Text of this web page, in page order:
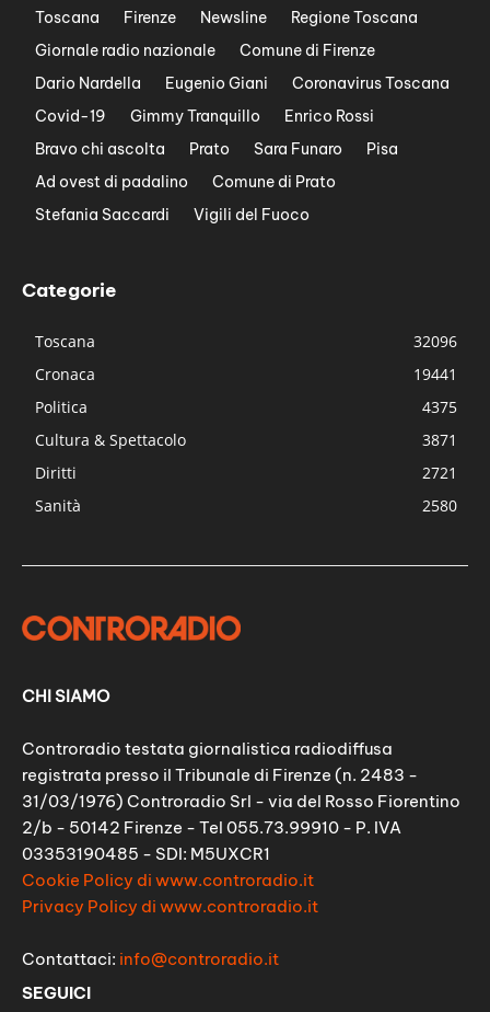
Toscana Firenze Newsline
Regione Toscana
Giornale radio nazionale
Comune di Firenze
Dario Nardella
Eugenio Giani
Coronavirus Toscana
Covid-19
Gimmy Tranquillo
Enrico Rossi
Bravo chi ascolta
Prato Sara Funaro
Pisa
Ad ovest di padalino
Comune di Prato
Stefania Saccardi
Vigili del Fuoco
Categorie
Toscana
32096
Cronaca
19441
Politica
4375
Cultura & Spettacolo
3871
Diritti
2721
Sanità
2580
CHI SIAMO
Controradio testata giornalistica radiodiffusa
registrata presso il Tribunale di Firenze (n. 2483 -
31/03/1976) Controradio Srl - via del Rosso Fiorentino
2/b - 50142 Firenze - Tel 055.73.99910 - P. IVA
03353190485 - SDI: M5UXCR1
Cookie Policy di www.controradio.it
Privacy Policy di www.controradio.it
Contattaci: info@controradio.it
SEGUICI